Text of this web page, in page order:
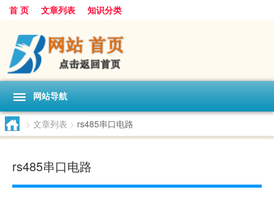
首 页 文章列表 知识分类
网站导航
> 文章列表 > rs485串口电路
rs485串口电路